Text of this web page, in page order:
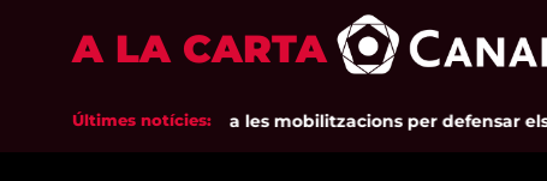
A LA CARTA
Últimes notícies:
de Pagesos tornarà a les mobilitzacions per defensar els